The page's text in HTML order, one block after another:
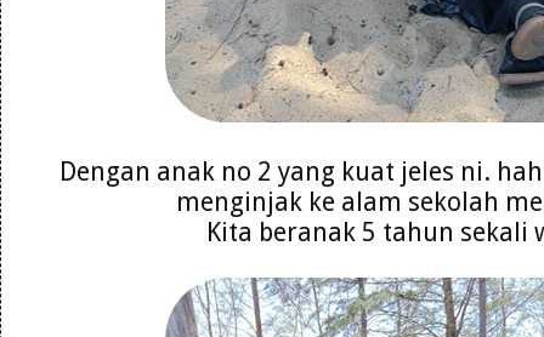
Dengan anak no 2 yang kuat jeles ni.
menginjak ke alam sekolah
Kita beranak 5 tahun sekali